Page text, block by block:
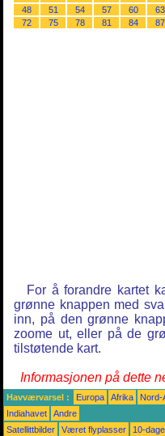
48
51 54 57 60 63
72
75 78 81 84 87
For å forandre kartet
grønne knappen med
inn, på den grønne
zoome ut, eller på de
tilstøtende kart.
Informasjonen på dette
Havværvarsel : Europa Afrika Nord-
Indiahavet
Andre
Satellittbilder
Været flyplasser 10-